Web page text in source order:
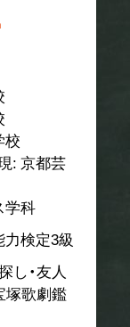
校
: 京都芸
学科
検定3級
し・友人
塚歌劇鑑